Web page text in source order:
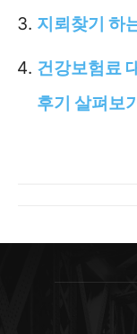
지뢰찾기 하
건강보험료
후기 살펴보기